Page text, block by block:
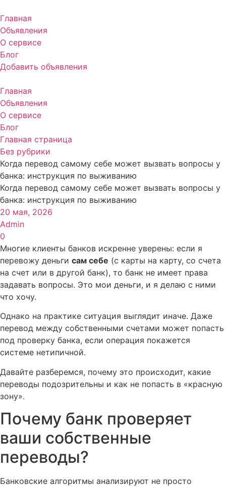
к
содержимому
Главная
Объявления
О сервисе
Блог
Добавить объявления
Главная
Объявления
О сервисе
Блог
Главная страница
Без рубрики
Когда перевод самому себе может вызвать вопросы у
банка: инструкция по выживанию
Когда перевод самому себе может вызвать вопросы у
банка: инструкция по выживанию
20 мая, 2026
Admin
0
Многие клиенты банков искренне уверены: если я
перевожу деньги сам себе (с карты на карту, со счета
на счет или в другой банк), то банк не имеет права
задавать вопросы. Это мои деньги, и я делаю с ними
что хочу.
Однако на практике ситуация выглядит иначе. Даже
перевод между собственными счетами может попасть
под проверку банка, если операция покажется
системе нетипичной.
Давайте разберемся, почему это происходит, какие
переводы подозрительны и как не попасть в «красную
зону».
Почему банк проверяет
ваши собственные
переводы?
Банковские алгоритмы анализируют не просто